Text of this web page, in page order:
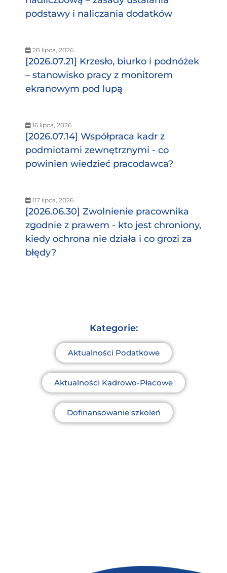
podstawy i naliczania dodatków
28 lipca, 2026
[2026.07.21] Krzesło, biurko i podnóżek
– stanowisko pracy z monitorem
ekranowym pod lupą
16 lipca, 2026
[2026.07.14] Współpraca kadr z
podmiotami zewnętrznymi - co
powinien wiedzieć pracodawca?
07 lipca, 2026
[2026.06.30] Zwolnienie pracownika
zgodnie z prawem - kto jest chroniony,
kiedy ochrona nie działa i co grozi za
błędy?
Kategorie:
Aktualności Podatkowe
Aktualności Kadrowo-Płacowe
Dofinansowanie szkoleń